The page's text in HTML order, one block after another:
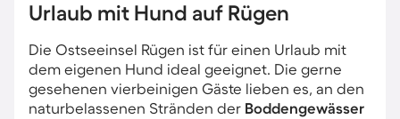
Urlaub mit Hund auf Rügen
Die Ostseeinsel Rügen ist für einen Urlaub mit
dem eigenen Hund ideal geeignet. Die gerne
gesehenen vierbeinigen Gäste lieben es, an den
naturbelassenen Stränden der Boddengewässer